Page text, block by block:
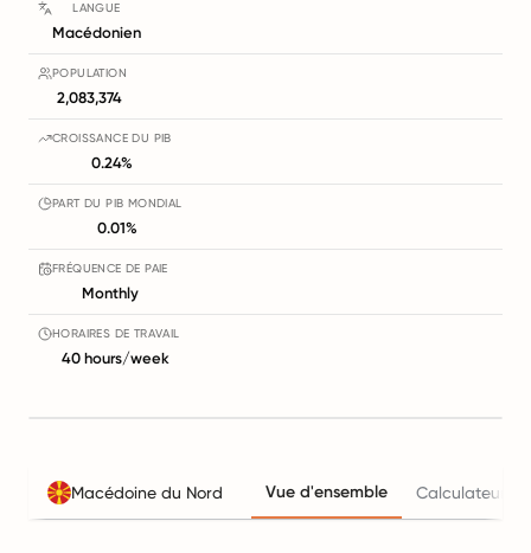
LANGUE
Macédonien
POPULATION
2,083,374
CROISSANCE DU PIB
0.24%
PART DU PIB MONDIAL
0.01%
FRÉQUENCE DE PAIE
Monthly
HORAIRES DE TRAVAIL
40 hours/week
Macédoine du Nord Vue d'ensemble Calculateur